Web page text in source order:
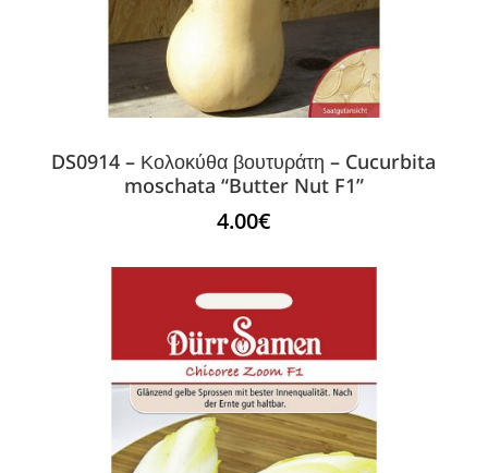
DS0914 – Κολοκύθα βουτυράτη – Cucurbita
moschata “Butter Nut F1”
4.00€